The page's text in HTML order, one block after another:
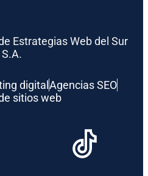
Estrategias Web del Sur
S.A.
digital Agencias SEO
sitios web